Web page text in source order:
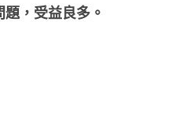
，受益良多。